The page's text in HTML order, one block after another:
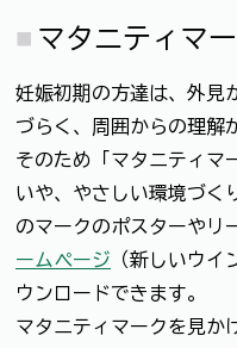
マタニティマ
妊娠初期の方達は、外見
づらく、周囲からの理解
そのため「マタニティマ
いや、やさしい環境づく
のマークのポスターやリ
ームページ （新しいウ
ウンロードできます。
マタニティマークを見か